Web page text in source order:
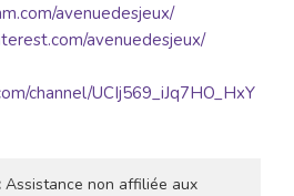
avenuedesjeux/
avenuedesjeux/
channel/UCIj569_iJq7HO_HxY
Assistance non affiliée aux